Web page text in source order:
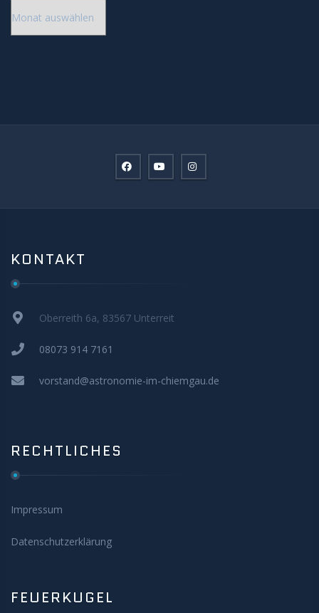
KONTAKT
Oberreith 6a, 83567 Unterreit
08073 914 7161
vorstand@astronomie-im-chiemgau.de
RECHTLICHES
Impressum
Datenschutzerklärung
FEUERKUGEL